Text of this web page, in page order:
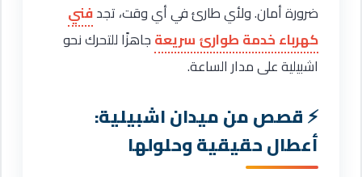
ضرورة أمان. ولأي طارئ في أي وقت، تجدفني
كهرباء خدمة طوارئ سريعة جاهزًا للتحرك نحو
اشبيلية على مدار الساعة.
قصص من ميدان اشبيلية:
أعطال حقيقية وحلولها